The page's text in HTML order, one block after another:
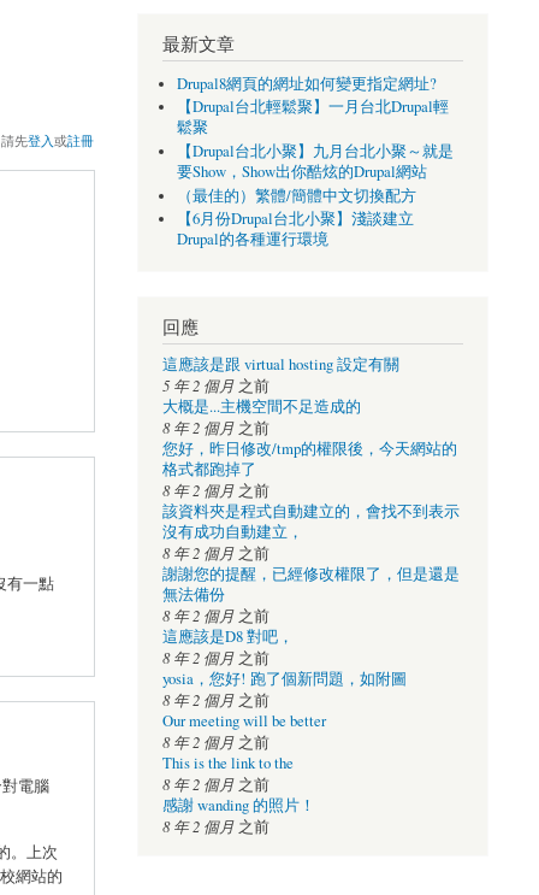
先登入或註冊
有一點
電腦
。上次
網站的
最新文章
Drupal8網頁的網址如何變更指定網址?
【Drupal台北輕鬆聚】一月台北Drupal輕
鬆聚
【Drupal台北小聚】九月台北小聚～就是
要Show，Show出你酷炫的Drupal網站
（最佳的）繁體/簡體中文切換配方
【6月份Drupal台北小聚】淺談建立
Drupal的各種運行環境
回應
這應該是跟 virtual hosting 設定有關
5 年 2 個月之前
大概是...主機空間不足造成的
8 年 2 個月之前
您好，昨日修改/tmp的權限後，今天網站的
格式都跑掉了
8 年 2 個月之前
該資料夾是程式自動建立的，會找不到表示
沒有成功自動建立，
8 年 2 個月之前
謝謝您的提醒，已經修改權限了，但是還是
無法備份
8 年 2 個月之前
這應該是D8 對吧，
8 年 2 個月之前
yosia，您好! 跑了個新問題，如附圖
8 年 2 個月之前
Our meeting will be better
8 年 2 個月之前
This is the link to the
8 年 2 個月之前
感謝 wanding 的照片！
8 年 2 個月之前